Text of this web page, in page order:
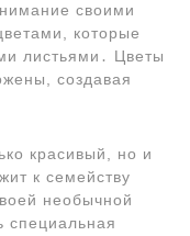
своими
которые
листьями․ Цветы
создавая
красивый, но и
к семейству
необычной
специальная